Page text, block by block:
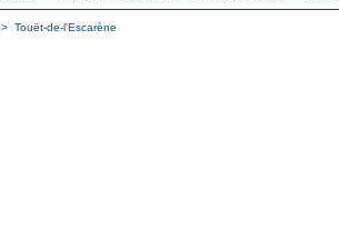
> Touët-de-l'Escarène